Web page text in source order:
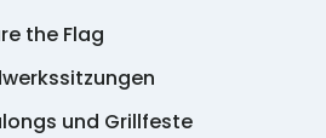
the Flag
und Grillfeste